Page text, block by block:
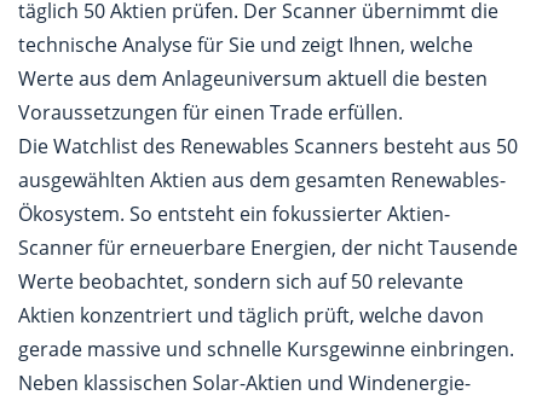
täglich 50 Aktien prüfen. Der Scanner übernimmt die
technische Analyse für Sie und zeigt Ihnen, welche
Werte aus dem Anlageuniversum aktuell die besten
Voraussetzungen für einen Trade erfüllen.
Die Watchlist des Renewables Scanners besteht aus 50
ausgewählten Aktien aus dem gesamten Renewables-
Ökosystem. So entsteht ein fokussierter Aktien-
Scanner für erneuerbare Energien, der nicht Tausende
Werte beobachtet, sondern sich auf 50 relevante
Aktien konzentriert und täglich prüft, welche davon
gerade massive und schnelle Kursgewinne einbringen.
Neben klassischen Solar-Aktien und Windenergie-